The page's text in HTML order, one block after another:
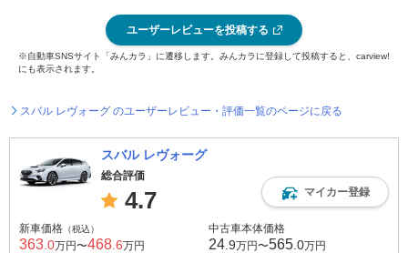
ユーザーレビューを投稿する
※自動車SNSサイト「みんカラ」に遷移します。みんカラに登録して投稿すると、carview!
にも表示されます。
スバル レヴォーグ のユーザーレビュー・評価一覧のページに戻る
スバル レヴォーグ
総合評価
4.7 マイカー登録
新車価格 （税込）
363 .0万円〜468 .6万円
中古車本体価格
24 .9万円〜565 .0万円